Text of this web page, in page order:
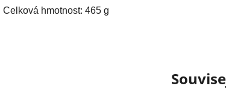
Celková hmotnost: 465 g